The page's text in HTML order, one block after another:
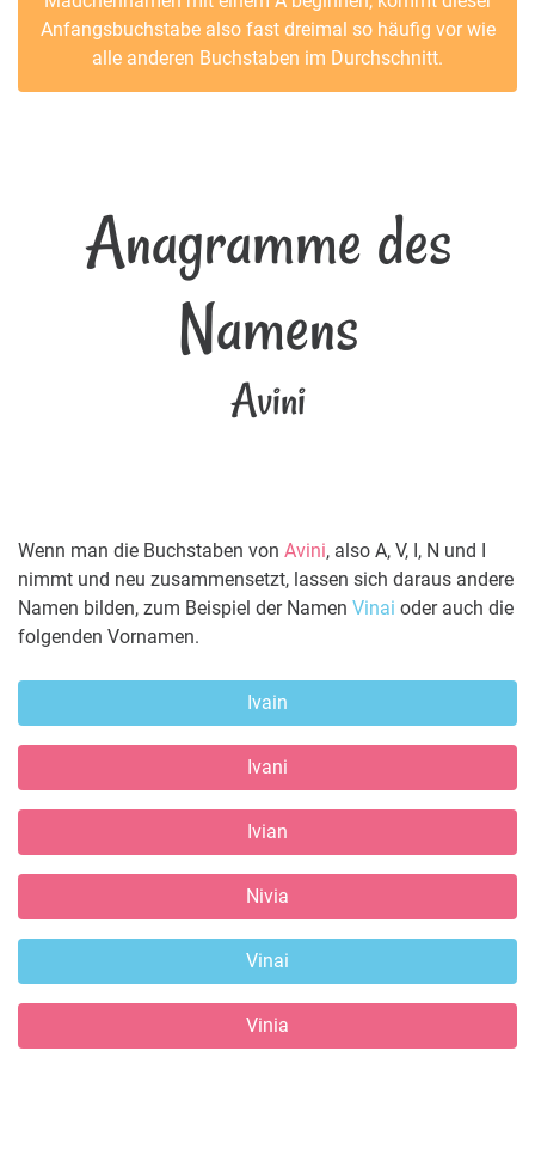
Anfangsbuchstabe also fast dreimal so häufig vor wie
alle anderen Buchstaben im Durchschnitt.
Anagramme des
Namens
Avini
Wenn man die Buchstaben von Avini, also A, V, I, N und I
nimmt und neu zusammensetzt, lassen sich daraus andere
Namen bilden, zum Beispiel der Namen Vinai oder auch die
folgenden Vornamen.
Ivain
Ivani
Ivian
Nivia
Vinai
Vinia